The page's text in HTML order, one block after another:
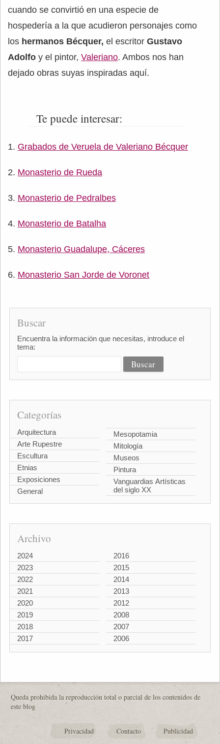
cuando se convirtió en una especie de
hospedería a la que acudieron personajes como
los hermanos Bécquer, el escritor Gustavo
Adolfo y el pintor, Valeriano. Ambos nos han
dejado obras suyas inspiradas aquí.
Te puede interesar:
Grabados de Veruela de Valeriano Bécquer
Monasterio de Rueda
Monasterio de Pedralbes
Monasterio de Batalha
Monasterio Guadalupe, Cáceres
Monasterio San Jorde de Voronet
Buscar
Encuentra la información que necesitas, introduce el
tema:
Categorías
Arquitectura
Arte Rupestre
Escultura
Etnias
Exposiciones
General
Mesopotamia
Mitología
Museos
Pintura
Vanguardias Artísticas
del siglo XX
Archivo
2024
2023
2022
2021
2020
2019
2018
2017
2016
2015
2014
2013
2012
2008
2007
2006
Queda prohibida la reproducción total o parcial de los contenidos de
este blog
Privacidad Contacto Publicidad